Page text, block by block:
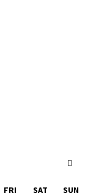
FRI SAT SUN